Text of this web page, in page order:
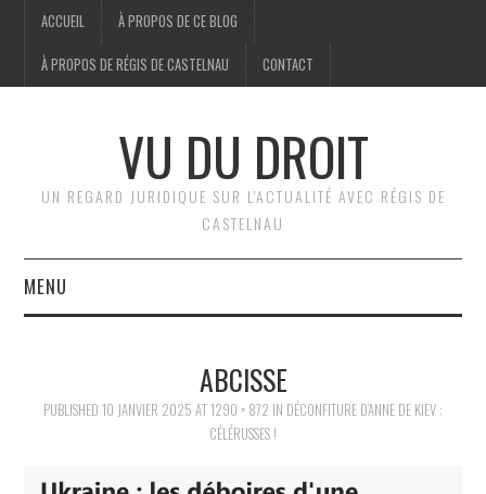
ACCUEIL À PROPOS DE CE BLOG
À PROPOS DE RÉGIS DE CASTELNAU CONTACT
VU DU DROIT
UN REGARD JURIDIQUE SUR L'ACTUALITÉ AVEC RÉGIS DE
CASTELNAU
MENU
ABCISSE
PUBLISHED 10 JANVIER 2025 AT1290 × 872 IN DÉCONFITURE D’ANNE DE KIEV :
CÉLÉRUSSES !